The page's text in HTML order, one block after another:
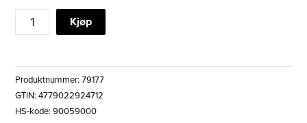
PULSAR
WEAVER
RIFLE
MONTASJE
antall
Kjøp
Produktnummer:79177
GTIN: 4779022924712
HS-kode: 90059000